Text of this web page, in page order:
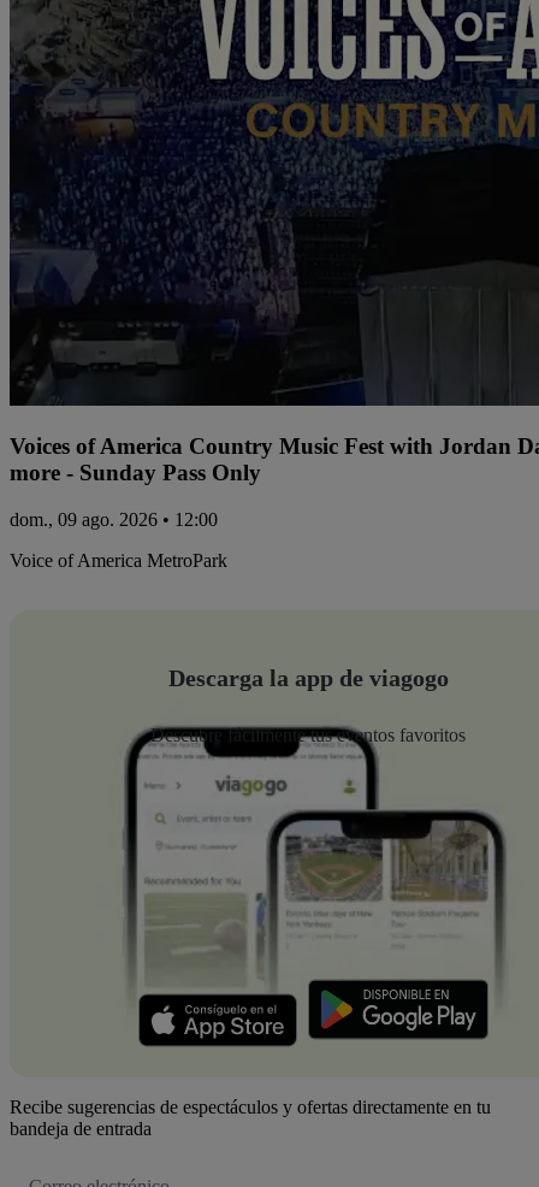
Voices of America Country Music Fest with Jordan
more - Sunday Pass Only
dom., 09 ago. 2026 • 12:00
Voice of America MetroPark
Descarga la app de viagogo
Descubre fácilmente tus eventos favoritos
Recibe sugerencias de espectáculos y ofertas directamente en tu
bandeja de entrada